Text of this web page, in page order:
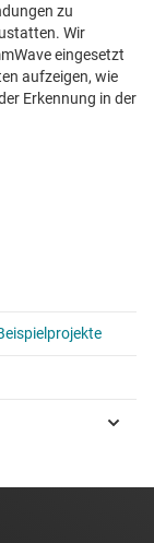
zu
Wir
eingesetzt
aufzeigen, wie
Erkennung in der